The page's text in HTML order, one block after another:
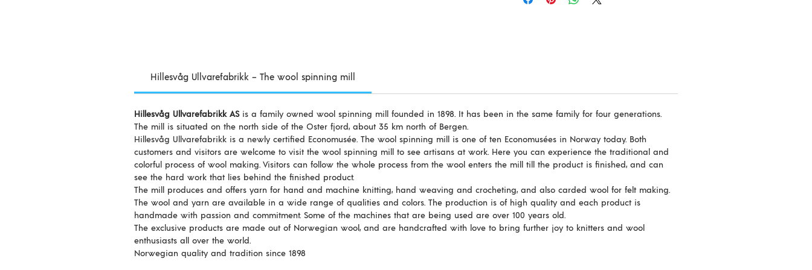
25 Maschen/32 Reihen = 10 cm
Hergestellt in Norwegen
100% norwegische Wolle
Fingering weight Norwegian wool in a
rich palette of colours dyed on
naturally grey fibre from norsk spelsau
sheep.
Hillesvåg Ullvarefabrikk – The wool spinning mill
Hillesvåg Ullvarefabrikk ASis a family owned wool spinning mill founded in 1898. It has been in the same family for four generations.
The mill is situated on the north side of the Oster fjord, about 35 km north of Bergen.
Hillesvåg Ullvarefabrikk is a newly certified Economusée. The wool spinning mill is one of ten Economusées in Norway today. Both
customers and visitors are welcome to visit the wool spinning mill to see artisans at work. Here you can experience the traditional and
colorful process of wool making. Visitors can follow the whole process from the wool enters the mill till the product is finished, and can
see the hard work that lies behind the finished product.
The mill produces and offers yarn for hand and machine knitting, hand weaving and crocheting, and also carded wool for felt making.
The wool and yarn are available in a wide range of qualities and colors. The production is of high quality and each product is
handmade with passion and commitment. Some of the machines that are being used are over 100 years old.
The exclusive products are made out of Norwegian wool, and are handcrafted with love to bring further joy to knitters and wool
enthusiasts all over the world.
Norwegian quality and tradition since 1898